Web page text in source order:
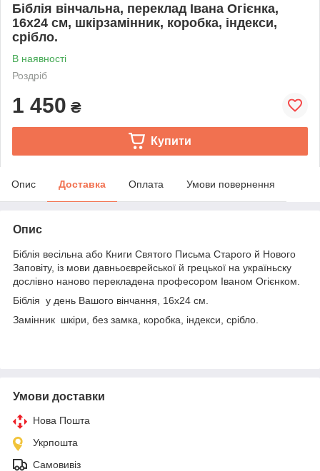
Біблія вінчальна, переклад Івана Огієнка,
16х24 см, шкірзамінник, коробка, індекси,
срібло.
В наявності
Роздріб
1 450 ₴
Купити
Опис Доставка Оплата Умови повернення
Опис
Біблія весільна або Книги Святого Письма Старого й Нового
Заповіту, із мови давньоєврейської й грецької на україньску
дослівно наново перекладена професором Іваном Огієнком.
Біблія у день Вашого вінчання, 16х24 см.
Замінник шкіри, без замка, коробка, індекси, срібло.
Умови доставки
Нова Пошта
Укрпошта
Самовивіз